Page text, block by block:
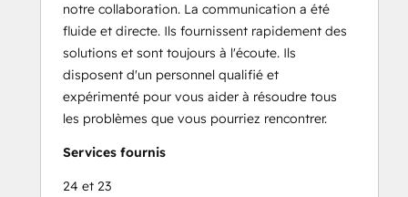
notre collaboration. La communication a été
fluide et directe. Ils fournissent rapidement des
solutions et sont toujours à l'écoute. Ils
disposent d'un personnel qualifié et
expérimenté pour vous aider à résoudre tous
les problèmes que vous pourriez rencontrer.
Services fournis
24 et 23